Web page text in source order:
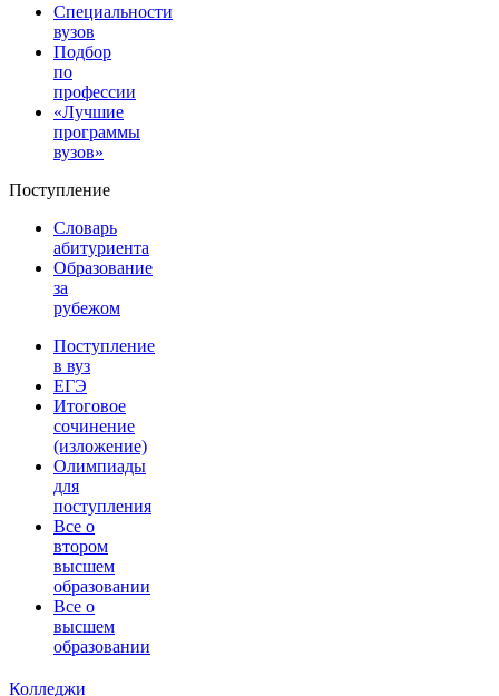
Специальности
вузов
Подбор
по
профессии
«Лучшие
программы
вузов»
Поступление
Словарь
абитуриента
Образование
за
рубежом
Поступление
в вуз
ЕГЭ
Итоговое
сочинение
(изложение)
Олимпиады
для
поступления
Все о
втором
высшем
образовании
Все о
высшем
образовании
Колледжи